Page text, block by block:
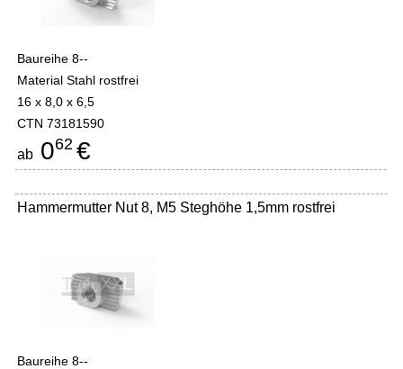
Baureihe 8--
Material Stahl rostfrei
16 x 8,0 x 6,5
CTN 73181590
ab 062 €
Hammermutter Nut 8, M5 Steghöhe 1,5mm rostfrei
Baureihe 8--